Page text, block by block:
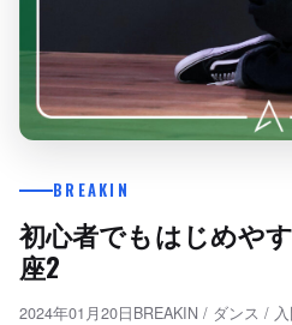
BREAKIN
初心者でもはじめやす
座2
2024年01月20日BREAKIN / ダンス /